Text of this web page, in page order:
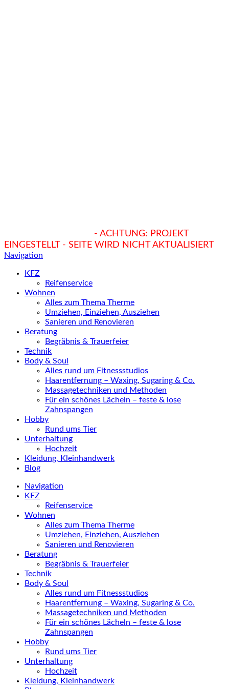
- ACHTUNG: PROJEKT
EINGESTELLT - SEITE WIRD NICHT AKTUALISIERT
Navigation
KFZ
Reifenservice
Wohnen
Alles zum Thema Therme
Umziehen, Einziehen, Ausziehen
Sanieren und Renovieren
Beratung
Begräbnis & Trauerfeier
Technik
Body & Soul
Alles rund um Fitnessstudios
Haarentfernung – Waxing, Sugaring & Co.
Massagetechniken und Methoden
Für ein schönes Lächeln – feste & lose
Zahnspangen
Hobby
Rund ums Tier
Unterhaltung
Hochzeit
Kleidung, Kleinhandwerk
Blog
Navigation
KFZ
Reifenservice
Wohnen
Alles zum Thema Therme
Umziehen, Einziehen, Ausziehen
Sanieren und Renovieren
Beratung
Begräbnis & Trauerfeier
Technik
Body & Soul
Alles rund um Fitnessstudios
Haarentfernung – Waxing, Sugaring & Co.
Massagetechniken und Methoden
Für ein schönes Lächeln – feste & lose
Zahnspangen
Hobby
Rund ums Tier
Unterhaltung
Hochzeit
Kleidung, Kleinhandwerk